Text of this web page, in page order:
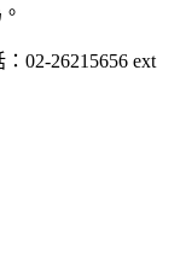
02-26215656 ext